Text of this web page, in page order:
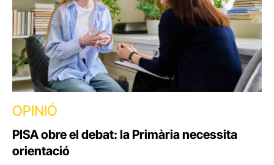
OPINIÓ
PISA obre el debat: la Primària necessita
orientació